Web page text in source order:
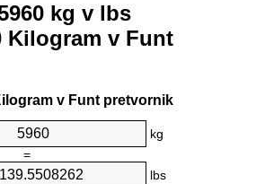
kg v lbs
Kilogram v Funt
v Funt pretvornik
kg
=
lbs